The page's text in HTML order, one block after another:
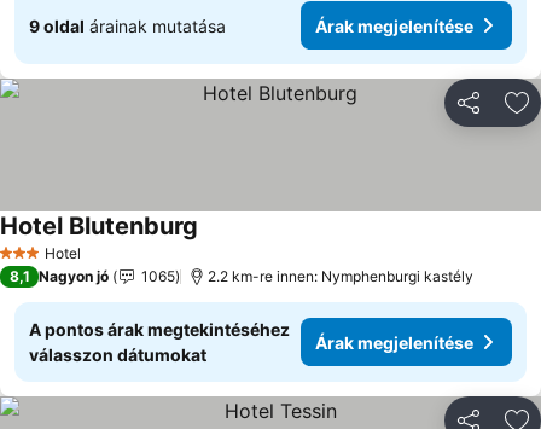
9 oldal árainak mutatása Árak megjelenítése
3 Kategória
Hotel
Hotel Blutenburg
8,1 Nagyon jó 1065 2.2 km-re innen: Nymphenburgi kastély
A pontos árak megtekintéséhez
válasszon dátumokat
Árak megjelenítése